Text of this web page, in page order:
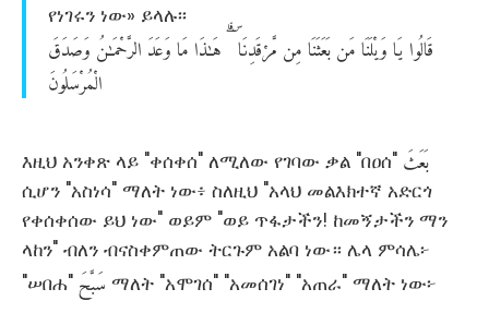
የነገሩን ነው» ይላሉ፡፡
قَالُوايَاوَيْلَنَامَنبَعَثَنَامِنمَّرْقَدِنَا هَـٰذَامَاوَعَدَالرَّحْمَـٰنُوَصَدَقَ
الْمُرْسَلُونَ
እዚህ አንቀጽ ላይ "ቀሰቀሰ" ለሚለው የገባው ቃል "በዐሰ" بَعَثَ
ሲሆን "አስነሳ" ማለት ነው፥ ስለዚህ "አላህ መልእክተኛ አድርጎ
የቀሰቀሰው ይህ ነው" ወይም "ወይ ጥፋታችን! ከመኝታችን ማን
ላከን" ብለን ብናስቀምጠው ትርጉም አልባ ነው። ሌላ ምሳሌ፦
"ሠበሐ" سَبَّحَ ማለት "አሞገሰ" "አመሰገነ" "አጠራ" ማለት ነው፦